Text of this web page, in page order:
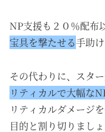
NP支援も２０％配布
宝具を撃たせる手助
その代わりに、スタ
リティカルで大幅な
リティカルダメージ
目的と割り切りましょ